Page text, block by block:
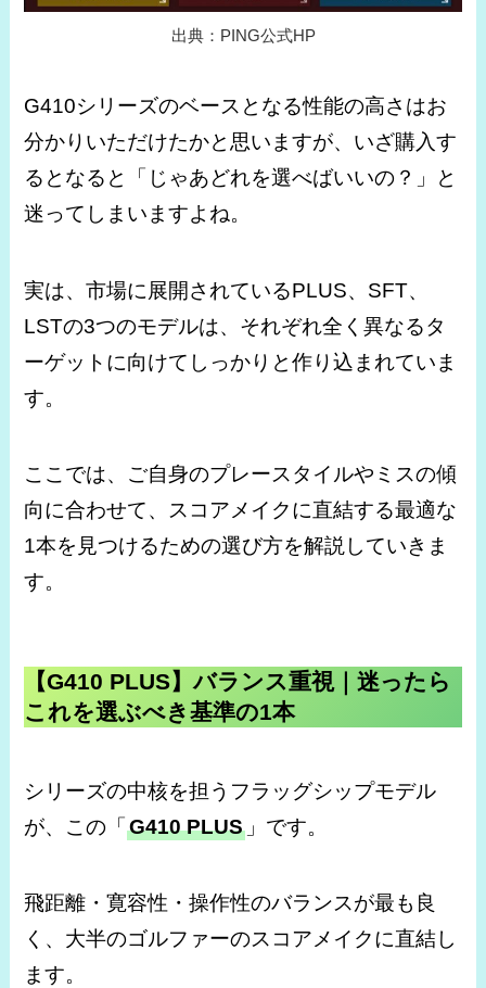
出典：PING公式HP
G410シリーズのベースとなる性能の高さはお
分かりいただけたかと思いますが、いざ購入す
るとなると「じゃあどれを選べばいいの？」と
迷ってしまいますよね。
実は、市場に展開されているPLUS、SFT、
LSTの3つのモデルは、それぞれ全く異なるタ
ーゲットに向けてしっかりと作り込まれていま
す。
ここでは、ご自身のプレースタイルやミスの傾
向に合わせて、スコアメイクに直結する最適な
1本を見つけるための選び方を解説していきま
す。
【G410 PLUS】バランス重視｜迷ったら
これを選ぶべき基準の1本
シリーズの中核を担うフラッグシップモデル
が、この「G410 PLUS 」です。
飛距離・寛容性・操作性のバランスが最も良
く、大半のゴルファーのスコアメイクに直結し
ます。